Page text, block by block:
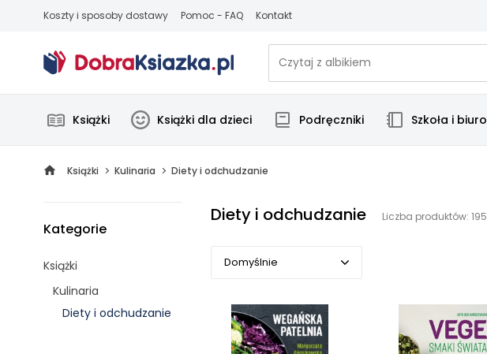
Koszty i sposoby dostawy Pomoc - FAQ Kontakt
Książki Książki dla dzieci Podręczniki Szkoła i biuro
Książki Kulinaria Diety i odchudzanie
Kategorie
Książki
Kulinaria
Diety i odchudzanie
Diety i odchudzanie Liczba produktów: 195
Domyślnie
Domyślnie
Popularne